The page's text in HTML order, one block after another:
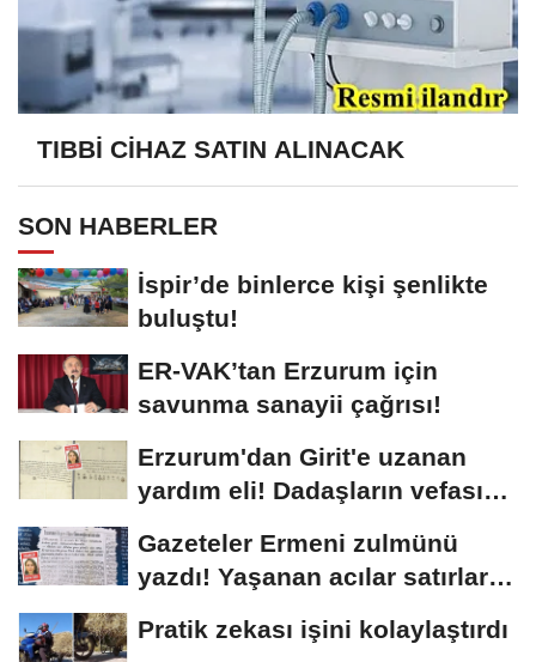
TIBBİ CİHAZ SATIN ALINACAK
SON HABERLER
İspir’de binlerce kişi şenlikte
buluştu!
ER-VAK’tan Erzurum için
savunma sanayii çağrısı!
Erzurum'dan Girit'e uzanan
yardım eli! Dadaşların vefası
Gazeteler Ermeni zulmünü
yazdı! Yaşanan acılar satırlara
Pratik zekası işini kolaylaştırdı